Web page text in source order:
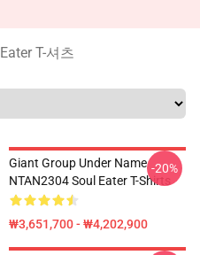
T-셔츠
Giant Group Under Name
NTAN2304 Soul Eater T-Shirts
₩3,651,700 - ₩4,202,900
-20%